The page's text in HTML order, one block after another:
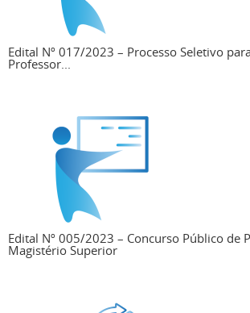
Edital Nº 017/2023 – Processo Seletivo
Professor...
Edital Nº 005/2023 – Concurso Público de
Magistério Superior